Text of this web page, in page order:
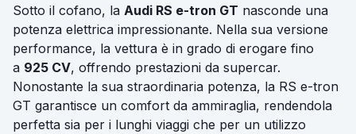
Sotto il cofano, la Audi RS e-tron GT nasconde una
potenza elettrica impressionante. Nella sua versione
performance, la vettura è in grado di erogare fino
a 925 CV, offrendo prestazioni da supercar.
Nonostante la sua straordinaria potenza, la RS e-tron
GT garantisce un comfort da ammiraglia, rendendola
perfetta sia per i lunghi viaggi che per un utilizzo